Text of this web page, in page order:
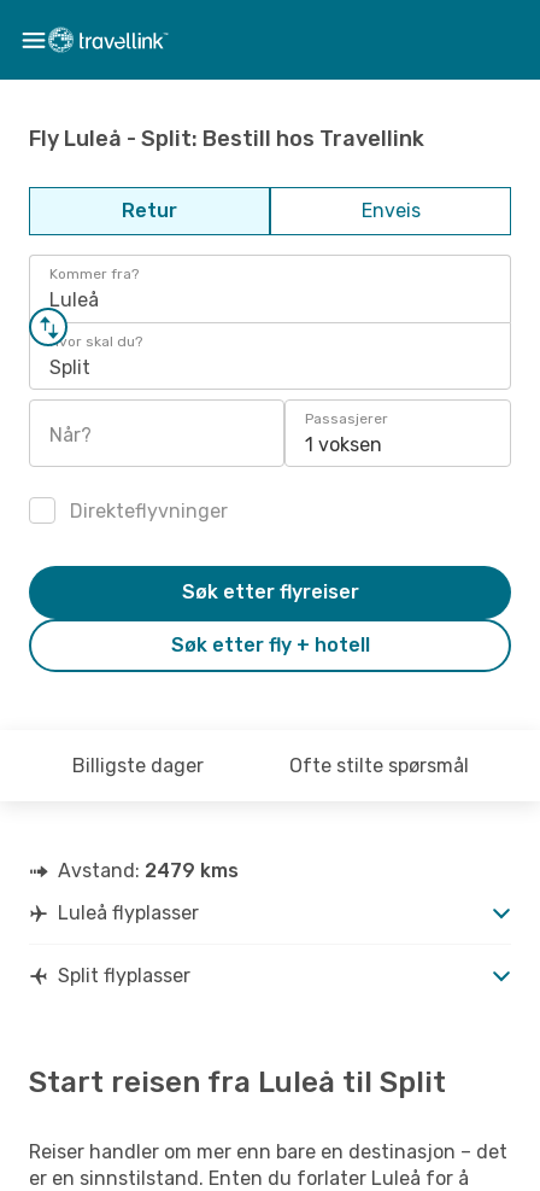
Fly Luleå - Split: Bestill hos Travellink
Retur Enveis
Kommer fra?
Luleå
Hvor skal du?
Split
Når?
Passasjerer
1 voksen
Direkteflyvninger
Søk etter fly + hotell
Søk etter flyreiser
Billigste dager Ofte stilte spørsmål
Avstand: 2479 kms
Luleå flyplasser
Split flyplasser
Start reisen fra Luleå til Split
Reiser handler om mer enn bare en destinasjon – det
er en sinnstilstand. Enten du forlater Luleå for å